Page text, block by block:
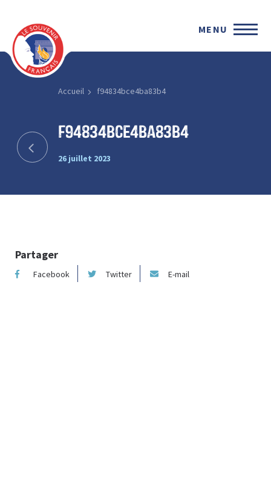
MENU
Accueil f94834bce4ba83b4
f94834bce4ba83b4
26 juillet 2023
Partager
Facebook Twitter E-mail